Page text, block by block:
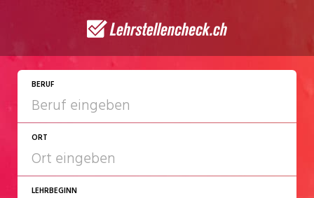
BERUF
ORT
LEHRBEGINN